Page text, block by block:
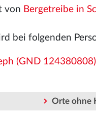
von Bergetreibe in
bei folgenden
(GND 124380808)
Orte ohne